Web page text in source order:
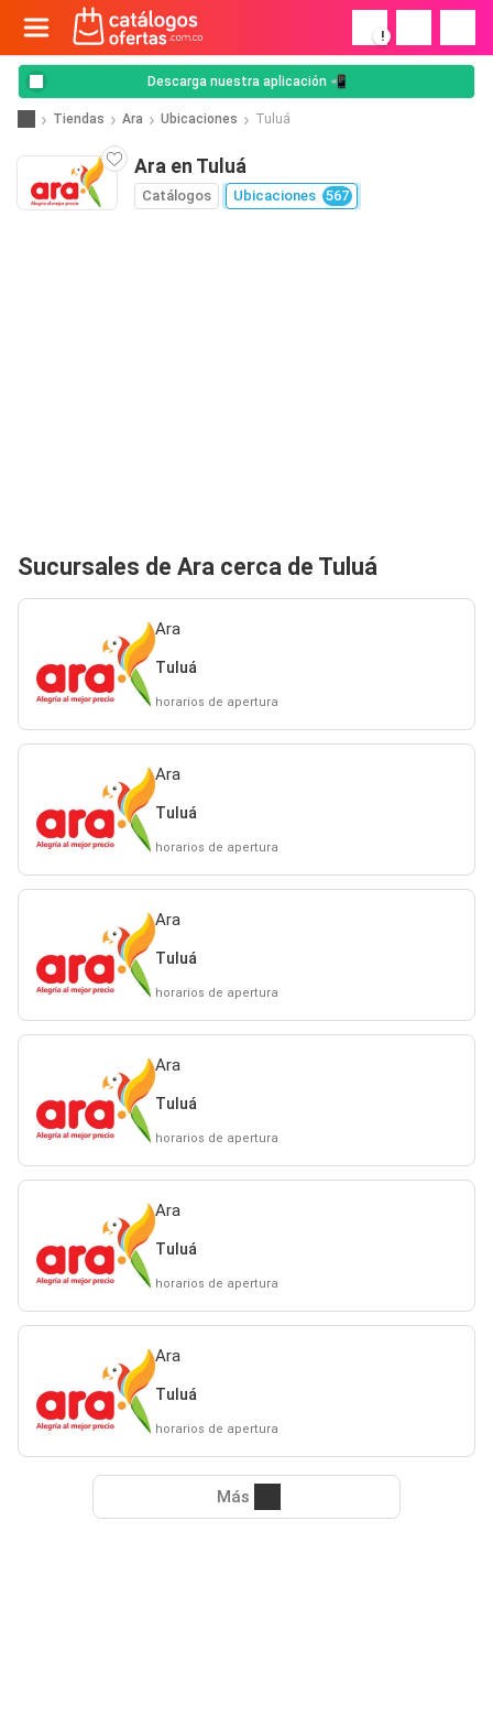
!
Descarga nuestra aplicación 📲
Tiendas Ara Ubicaciones Tuluá
Ara en Tuluá
Catálogos Ubicaciones 567
Sucursales de Ara cerca de Tuluá
Ara
Tuluá
horarios de apertura
Ara
Tuluá
horarios de apertura
Ara
Tuluá
horarios de apertura
Ara
Tuluá
horarios de apertura
Ara
Tuluá
horarios de apertura
Ara
Tuluá
horarios de apertura
Más